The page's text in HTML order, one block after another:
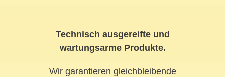
Technisch ausgereifte und
wartungsarme Produkte.
Wir garantieren gleichbleibende